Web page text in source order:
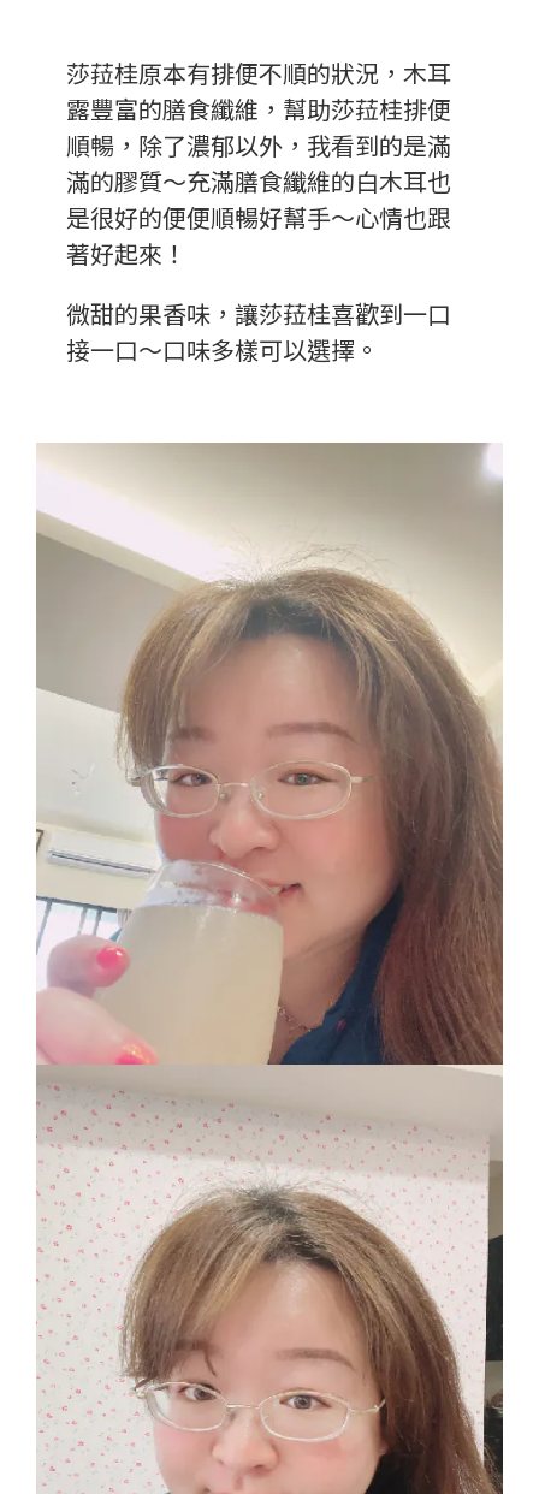
莎菈桂原本有排便不順的狀況，木耳
露豐富的膳食纖維，幫助莎菈桂排便
順暢，除了濃郁以外，我看到的是滿
滿的膠質～充滿膳食纖維的白木耳也
是很好的便便順暢好幫手～心情也跟
著好起來！
微甜的果香味，讓莎菈桂喜歡到一口
接一口～口味多樣可以選擇。